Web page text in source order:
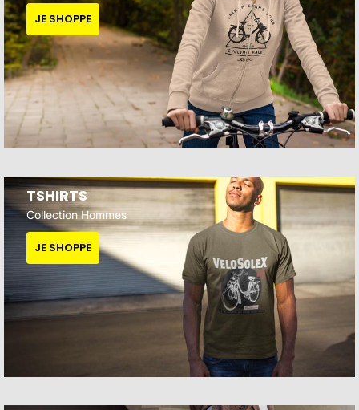
JE SHOPPE
TSHIRTS
Collection Hommes
JE SHOPPE